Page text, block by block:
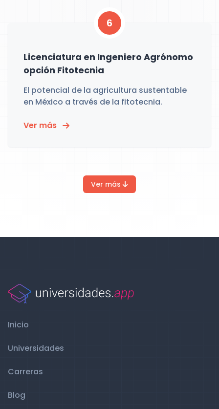
6
Licenciatura en Ingeniero Agrónomo
opción Fitotecnia
El potencial de la agricultura sustentable
en México a través de la fitotecnia.
Ver más
Ver más
Inicio
Universidades
Carreras
Blog